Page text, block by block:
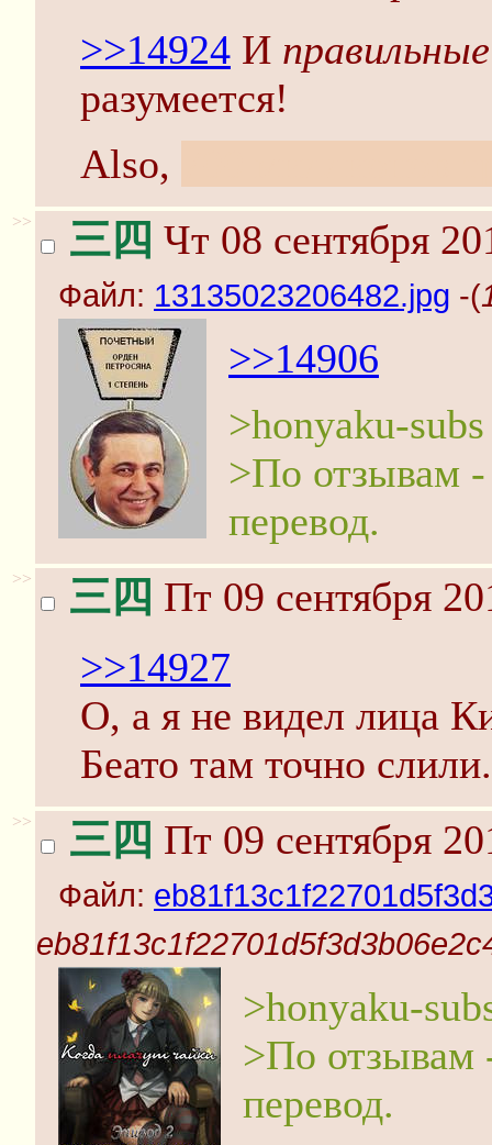
>>14924 И правильные
разумеется!
Also,
>> 三四 Чт 08 сентября
Файл: 13135023206482.jpg -(
>>14906
>honyaku-subs
>По отзывам
перевод.
>> 三四 Пт 09 сентября
>>14927
О, а я не видел лица
Беато там точно слили.
>> 三四 Пт 09 сентября
Файл:
>honyaku-
>По отзывам
перевод.